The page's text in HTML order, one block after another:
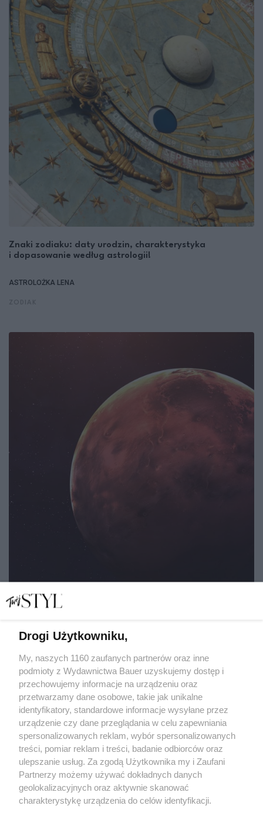
Znaki zodiaku: daty urodzin, charakterystyka
i dopasowanie według astrologii!
ASTROLOŻKA LENA
planet ma wpływać na nasze życie
MATYLDA NOWAK
ZODIAK
Drogi Użytkowniku,
My, naszych 1160 zaufanych partnerów oraz inne
podmioty z Wydawnictwa Bauer uzyskujemy dostęp i
przechowujemy informacje na urządzeniu oraz
przetwarzamy dane osobowe, takie jak unikalne
identyfikatory, standardowe informacje wysyłane przez
urządzenie czy dane przeglądania w celu zapewniania
spersonalizowanych reklam, wybór spersonalizowanych
treści, pomiar reklam i treści, badanie odbiorców oraz
ulepszanie usług. Za zgodą Użytkownika my i Zaufani
Partnerzy możemy używać dokładnych danych
geolokalizacyjnych oraz aktywnie skanować
charakterystykę urządzenia do celów identyfikacji.